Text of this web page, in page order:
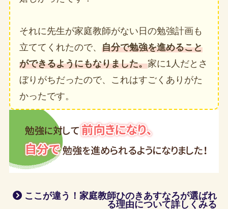
それに先生が家庭教師がない日の勉強計画も
立ててくれたので、 自分で勉強を進めること
ができるようにもなりました。家に1人だとさ
ぼりがちだったので、これはすごくありがた
かったです。
ここが違う！家庭教師ひのきあすなろが選ばれ
る理由について詳しくみる